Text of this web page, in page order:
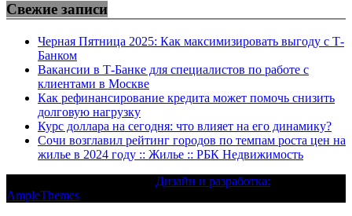
Свежие записи
Черная Пятница 2025: Как максимизировать выгоду с Т-
Банком
Вакансии в Т-Банке для специалистов по работе с
клиентами в Москве
Как рефинансирование кредита может помочь снизить
долговую нагрузку
Курс доллара на сегодня: что влияет на его динамику?
Сочи возглавил рейтинг городов по темпам роста цен на
жилье в 2024 году :: Жилье :: РБК Недвижимость
Дизайн и разработка:
AmpleThemes